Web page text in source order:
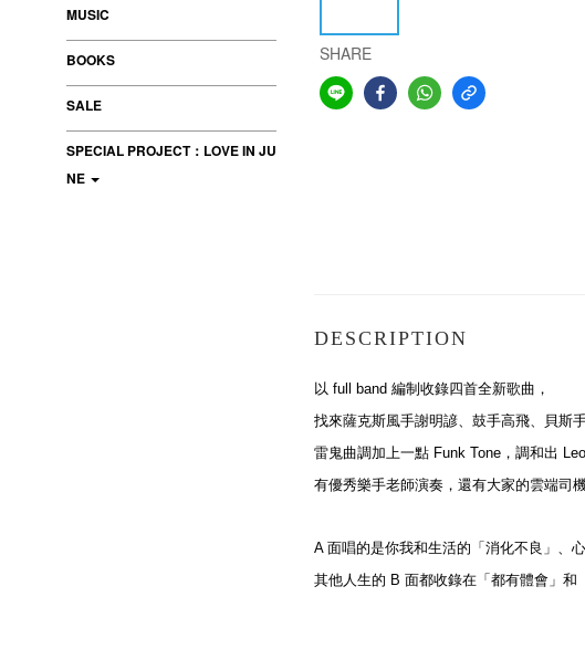
MUSIC
BOOKS
SALE
SPECIAL PROJECT：LOVE IN JU
NE
SHARE
DESCRIPTION
以 full band 編制收錄四首全新歌曲，
找來薩克斯風手謝明諺、鼓手高飛、貝斯
雷鬼曲調加上一點 Funk Tone，調和出
有優秀樂手老師演奏，還有大家的雲端司
A 面唱的是你我和生活的「消化不良」、
其他人生的 B 面都收錄在「都有體會」和